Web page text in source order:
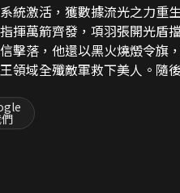
統激活，獲數據流光之力重
揮萬箭齊發，項羽張開光盾
擊落，他還以黑火燒燬令旗
領域全殲敵軍救下美人。隨
陣阻攔，被項羽用法相天地
槍直指其眉心，將劉邦嚇至魂
向命運宣戰，成就天下霸主